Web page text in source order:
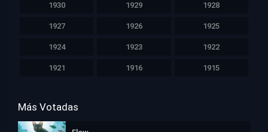
1930 1929 1928
1927 1926 1925
1924 1923 1922
1921 1916 1915
Más Votadas